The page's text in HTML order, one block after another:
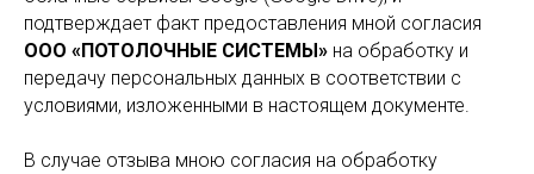
подтверждает факт предоставления мной согласия
ООО «ПОТОЛОЧНЫЕ СИСТЕМЫ» на обработку и
передачу персональных данных в соответствии с
условиями, изложенными в настоящем документе.
В случае отзыва мною согласия на обработку